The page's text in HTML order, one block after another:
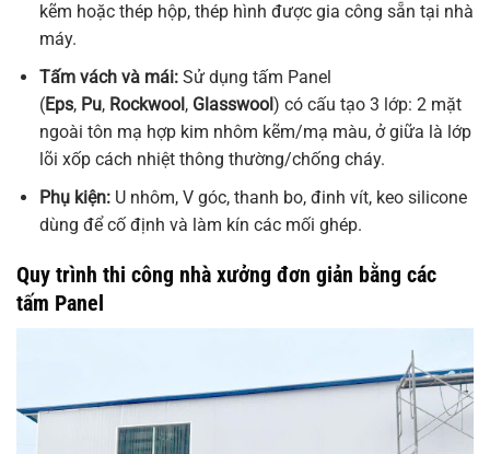
kẽm hoặc thép hộp, thép hình được gia công sẵn tại nhà
máy.
Tấm vách và mái:Sử dụng tấm Panel
(Eps, Pu, Rockwool, Glasswool) có cấu tạo 3 lớp: 2 mặt
ngoài tôn mạ hợp kim nhôm kẽm/mạ màu, ở giữa là lớp
lõi xốp cách nhiệt thông thường/chống cháy.
Phụ kiện:U nhôm, V góc, thanh bo, đinh vít, keo silicone
dùng để cố định và làm kín các mối ghép.
Quy trình thi công nhà xưởng đơn giản bằng các
tấm Panel